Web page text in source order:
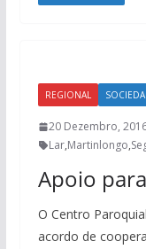
REGIONAL
20 Dezembro,
Lar,Martinlongo,
Apoio
O Centro
acordo de